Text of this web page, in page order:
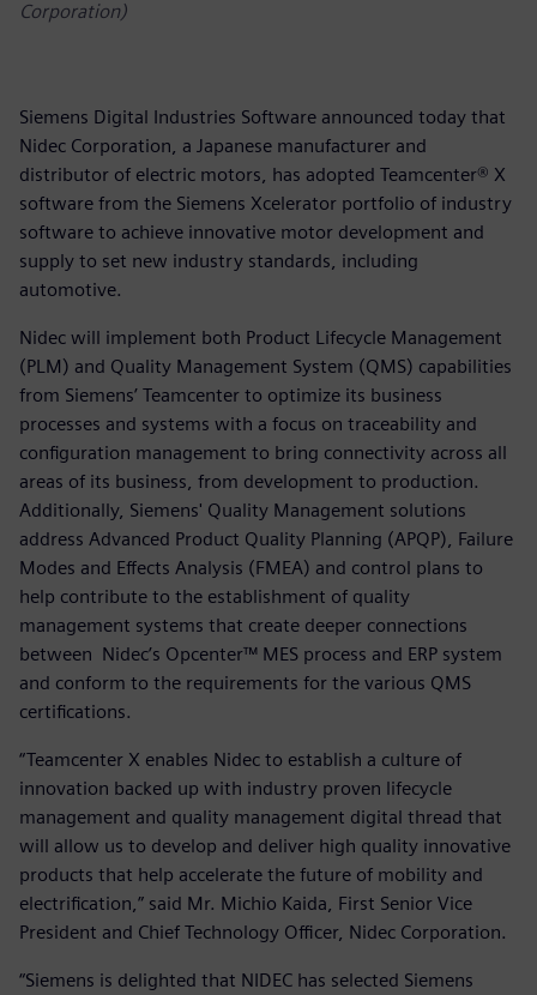
Corporation)
Siemens Digital Industries Software announced today that
Nidec Corporation, a Japanese manufacturer and
distributor of electric motors, has adopted Teamcenter® X
software from the Siemens Xcelerator portfolio of industry
software to achieve innovative motor development and
supply to set new industry standards, including
automotive.
Nidec will implement both Product Lifecycle Management
(PLM) and Quality Management System (QMS) capabilities
from Siemens’ Teamcenter to optimize its business
processes and systems with a focus on traceability and
configuration management to bring connectivity across all
areas of its business, from development to production.
Additionally, Siemens' Quality Management solutions
address Advanced Product Quality Planning (APQP), Failure
Modes and Effects Analysis (FMEA) and control plans to
help contribute to the establishment of quality
management systems that create deeper connections
between Nidec’s Opcenter™ MES process and ERP system
and conform to the requirements for the various QMS
certifications.
“Teamcenter X enables Nidec to establish a culture of
innovation backed up with industry proven lifecycle
management and quality management digital thread that
will allow us to develop and deliver high quality innovative
products that help accelerate the future of mobility and
electrification,” said Mr. Michio Kaida, First Senior Vice
President and Chief Technology Officer, Nidec Corporation.
“Siemens is delighted that NIDEC has selected Siemens